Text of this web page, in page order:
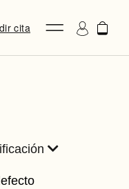
cita